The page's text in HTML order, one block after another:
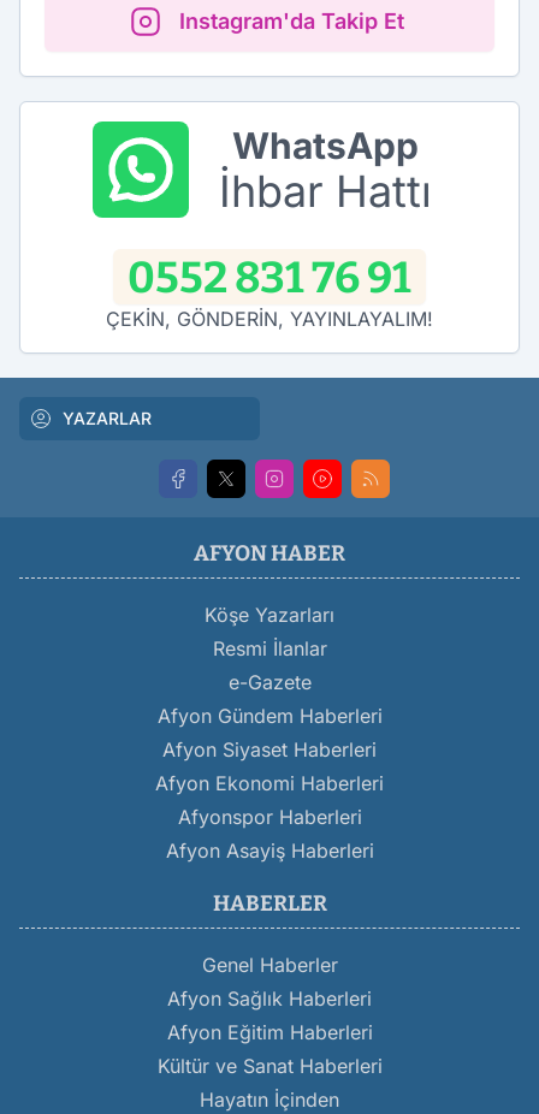
Instagram'da Takip Et
WhatsApp
İhbar Hattı
0552 831 76 91
ÇEKİN, GÖNDERİN, YAYINLAYALIM!
YAZARLAR
AFYON HABER
Köşe Yazarları
Resmi İlanlar
e-Gazete
Afyon Gündem Haberleri
Afyon Siyaset Haberleri
Afyon Ekonomi Haberleri
Afyonspor Haberleri
Afyon Asayiş Haberleri
HABERLER
Genel Haberler
Afyon Sağlık Haberleri
Afyon Eğitim Haberleri
Kültür ve Sanat Haberleri
Hayatın İçinden